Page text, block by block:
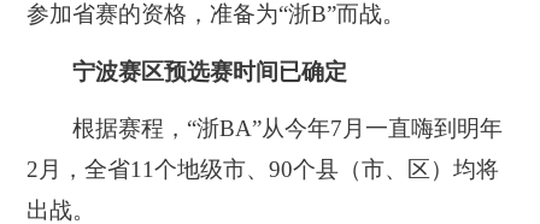
参加省赛的资格，准备为“浙B”而战。
宁波赛区预选赛时间已确定
根据赛程，“浙BA”从今年7月一直嗨到明年
2月，全省11个地级市、90个县（市、区）均将
出战。